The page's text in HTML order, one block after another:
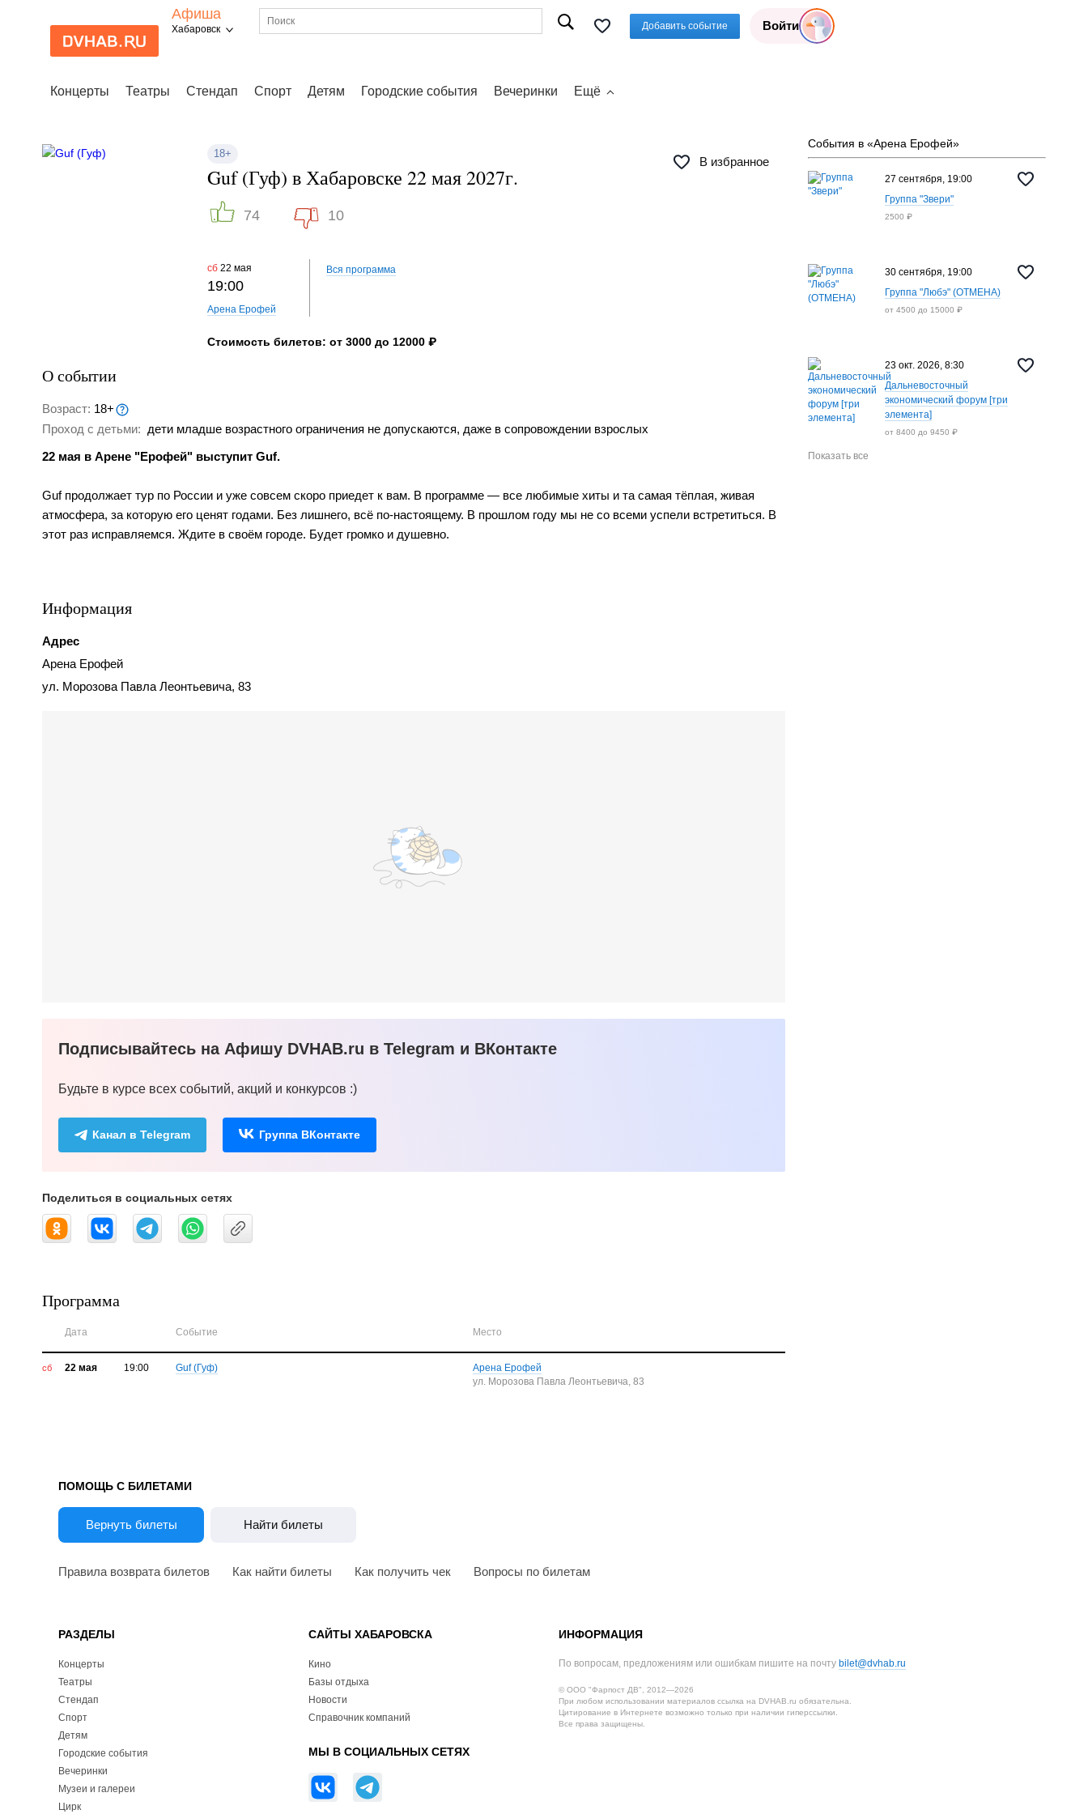
Афиша
Хабаровск Добавить событие Войти
Концерты Театры Стендап Спорт Детям Городские события Вечеринки Ещё
18+
В избранное
Guf (Гуф) в Хабаровске 22 мая 2027г.
74 10
сб 22 мая
19:00
Арена Ерофей
Вся программа
Стоимость билетов: от 3000 до 12000 ₽
О событии
Возраст: 18+
Проход с детьми: дети младше возрастного ограничения не допускаются, даже в сопровождении взрослых
22 мая в Арене "Ерофей" выступит Guf.
Guf продолжает тур по России и уже совсем скоро приедет к вам. В программе — все любимые хиты и та самая тёплая, живая
атмосфера, за которую его ценят годами. Без лишнего, всё по-настоящему. В прошлом году мы не со всеми успели встретиться. В
этот раз исправляемся. Ждите в своём городе. Будет громко и душевно.
Информация
Адрес
Арена Ерофей
ул. Морозова Павла Леонтьевича, 83
Подписывайтесь на Афишу DVHAB.ru в Telegram и ВКонтакте
Будьте в курсе всех событий, акций и конкурсов :)
Канал в Telegram Группа ВКонтакте
Поделиться в социальных сетях
Программа
Дата Событие Место
сб 22 мая 19:00 Guf (Гуф)
Арена Ерофей
ул. Морозова Павла Леонтьевича, 83
События в «Арена Ерофей»
27 сентября, 19:00
Группа "Звери"
2500 ₽
30 сентября, 19:00
Группа "Любэ" (ОТМЕНА)
от 4500 до 15000 ₽
23 окт. 2026, 8:30
Дальневосточный
экономический форум [три
элемента]
от 8400 до 9450 ₽
Показать все
ПОМОЩЬ С БИЛЕТАМИ
Вернуть билеты Найти билеты
Правила возврата билетов Как найти билеты Как получить чек Вопросы по билетам
РАЗДЕЛЫ
Концерты
Театры
Стендап
Спорт
Детям
Городские события
Вечеринки
Музеи и галереи
Цирк
САЙТЫ ХАБАРОВСКА
Кино
Базы отдыха
Новости
Справочник компаний
МЫ В СОЦИАЛЬНЫХ СЕТЯХ
ИНФОРМАЦИЯ
По вопросам, предложениям или ошибкам пишите на почту bilet@dvhab.ru
© ООО "Фарпост ДВ", 2012—2026
При любом использовании материалов ссылка на DVHAB.ru обязательна.
Цитирование в Интернете возможно только при наличии гиперссылки.
Все права защищены.